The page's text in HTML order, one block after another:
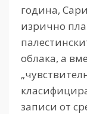
година,
изрично
облака, а
записи от